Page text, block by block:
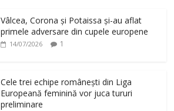
Vâlcea, Corona și Potaissa și-au aflat
primele adversare din cupele europene
14/07/2026 1
Cele trei echipe românești din Liga
Europeană feminină vor juca tururi
preliminare